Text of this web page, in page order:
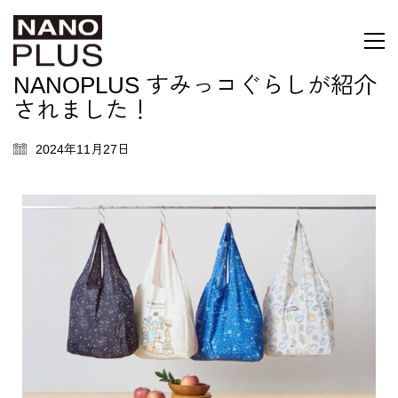
NANOPLUS すみっコぐらしが紹介
されました！
2024年11月27日